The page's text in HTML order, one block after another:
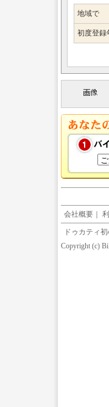
地域で
初度登録
会社概要 ｜
ドゥカティ
Copyright (c)